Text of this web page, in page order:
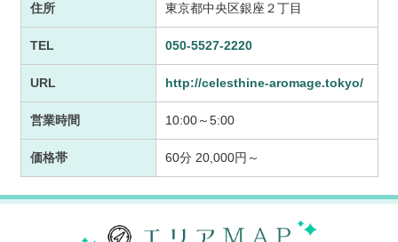
住所 東京都中央区銀座２丁目
TEL 050-5527-2220
URL http://celesthine-aromage.tokyo/
営業時間 10:00～5:00
価格帯 60分 20,000円～